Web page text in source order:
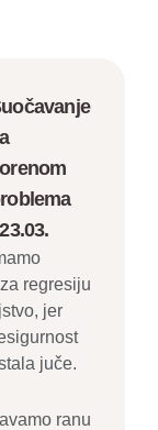
regresiju
jer
juče.
ranu